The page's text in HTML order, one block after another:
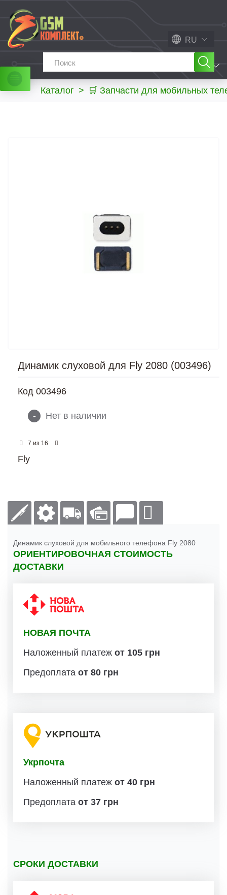
RU
МЕНЮ
Каталог > 🛒 Запчасти для мобильных
Динамик слуховой для Fly 2080 (003496)
Код 003496
- Нет в наличии
7 из 16
Fly
Динамик слуховой для мобильного телефона Fly 2080
ОРИЕНТИРОВОЧНАЯ СТОИМОСТЬ
ДОСТАВКИ
НОВАЯ ПОЧТА
Наложенный платеж от 105 грн
Предоплата от 80 грн
Укрпочта
Наложенный платеж от 40 грн
Предоплата от 37 грн
СРОКИ ДОСТАВКИ